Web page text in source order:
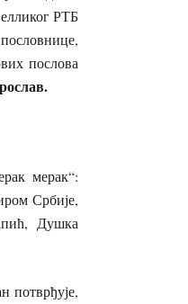
РТБ
послова
мерак“:
Србије,
Душка
потврђује,